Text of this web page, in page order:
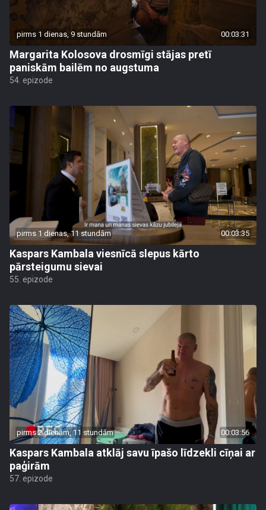
pirms 1 dienas, 9 stundām 00:03:31
Margarita Kolosova drosmīgi stājas pretī
paniskām bailēm no augstuma
54. epizode
pirms 1 dienas, 11 stundām 00:03:35
Kaspars Kambala viesnīcā slepus kārto
pārsteigumu sievai
55. epizode
pirms 2 dienām, 11 stundām 00:03:56
Kaspars Kambala atklāj savu īpašo līdzekli cīņai ar
paģirām
57. epizode